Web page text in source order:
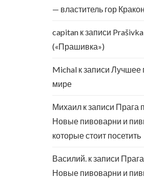
— властитель гор
capitan к записи Prašivka
(«Прашивка»)
Michal к записи Лучшее
мире
Михаил к записи Прага
Новые пивоварни и
которые стоит посетить
Василий. к записи
Новые пивоварни и